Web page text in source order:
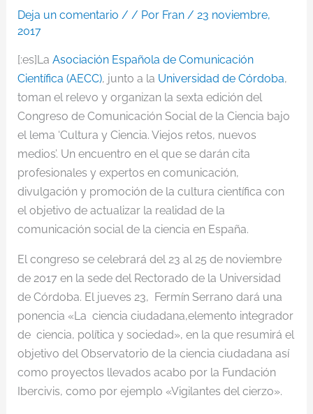
Deja un comentario / / Por Fran / 23 noviembre,
2017
[:es]La Asociación Española de Comunicación
Científica (AECC), junto a la Universidad de Córdoba,
toman el relevo y organizan la sexta edición del
Congreso de Comunicación Social de la Ciencia bajo
el lema ‘Cultura y Ciencia. Viejos retos, nuevos
medios’. Un encuentro en el que se darán cita
profesionales y expertos en comunicación,
divulgación y promoción de la cultura científica con
el objetivo de actualizar la realidad de la
comunicación social de la ciencia en España.
El congreso se celebrará del 23 al 25 de noviembre
de 2017 en la sede del Rectorado de la Universidad
de Córdoba. El jueves 23, Fermín Serrano dará una
ponencia «La ciencia ciudadana,elemento integrador
de ciencia, política y sociedad», en la que resumirá el
objetivo del Observatorio de la ciencia ciudadana así
como proyectos llevados acabo por la Fundación
Ibercivis, como por ejemplo «Vigilantes del cierzo».